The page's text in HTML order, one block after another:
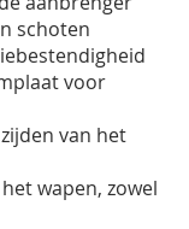
schoten
voor
van het
wapen, zowel